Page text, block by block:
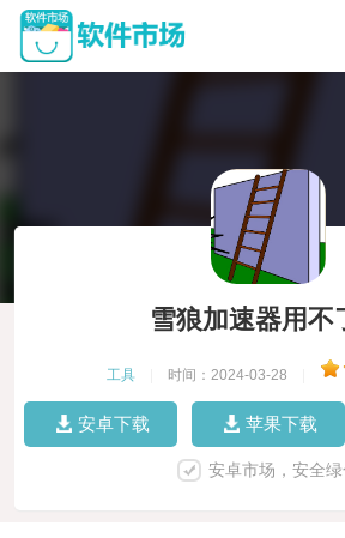
雪狼加速器用不
工具 时间：2024-03-28
安卓下载 苹果下载
安卓市场，安全